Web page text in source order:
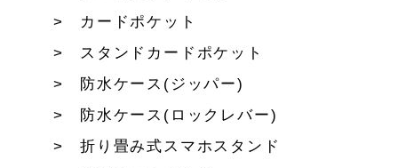
カードポケット
スタンドカードポケット
防水ケース(ジッパー)
防水ケース(ロックレバー)
折り畳み式スマホスタンド